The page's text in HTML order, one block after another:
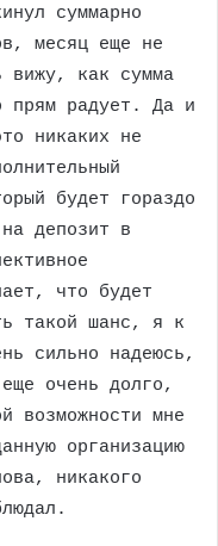
суммарно
месяц еще не
вижу, как сумма
прям радует. Да и
никаких не
будет гораздо
депозит в
что будет
такой шанс, я к
сильно надеюсь,
очень долго,
возможности мне
организацию
никакого